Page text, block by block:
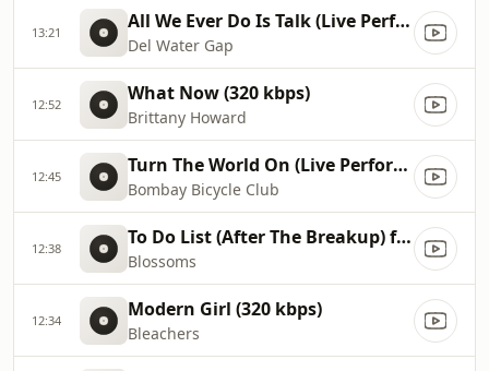
13:21 All We Ever Do Is Talk (Live Performance) _ Vevo (320 kbps)
Del Water Gap
12:52 What Now (320 kbps)
Brittany Howard
12:45 Turn The World On (Live Performance) _ Vevo Studio Performance (320 kbps)
Bombay Bicycle Club
12:38 To Do List (After The Breakup) ft. Findlay (320 kbps)
Blossoms
12:34 Modern Girl (320 kbps)
Bleachers